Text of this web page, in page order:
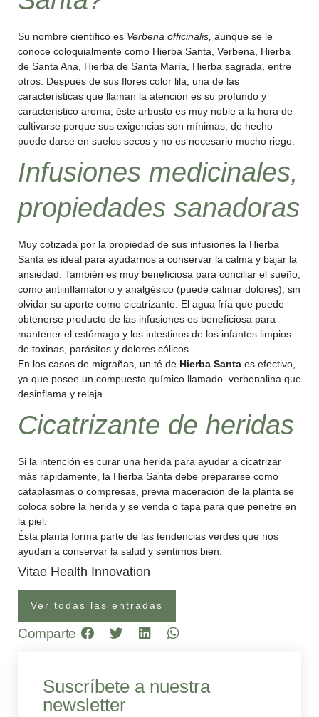
Su nombre científico es Verbena officinalis, aunque se le
conoce coloquialmente como Hierba Santa, Verbena, Hierba
de Santa Ana, Hierba de Santa María, Hierba sagrada, entre
otros. Después de sus flores color lila, una de las
características que llaman la atención es su profundo y
característico aroma, éste arbusto es muy noble a la hora de
cultivarse porque sus exigencias son mínimas, de hecho
puede darse en suelos secos y no es necesario mucho riego.
Infusiones medicinales,
propiedades sanadoras
Muy cotizada por la propiedad de sus infusiones la Hierba
Santa es ideal para ayudarnos a conservar la calma y bajar la
ansiedad. También es muy beneficiosa para conciliar el sueño,
como antiinflamatorio y analgésico (puede calmar dolores), sin
olvidar su aporte como cicatrizante. El agua fría que puede
obtenerse producto de las infusiones es beneficiosa para
mantener el estómago y los intestinos de los infantes limpios
de toxinas, parásitos y dolores cólicos.
En los casos de migrañas, un té de Hierba Santa es efectivo,
ya que posee un compuesto químico llamado verbenalina que
desinflama y relaja.
Cicatrizante de heridas
Si la intención es curar una herida para ayudar a cicatrizar
más rápidamente, la Hierba Santa debe prepararse como
cataplasmas o compresas, previa maceración de la planta se
coloca sobre la herida y se venda o tapa para que penetre en
la piel.
Ésta planta forma parte de las tendencias verdes que nos
ayudan a conservar la salud y sentirnos bien.
Vitae Health Innovation
Ver todas las entradas
Comparte
Suscríbete a nuestra
newsletter